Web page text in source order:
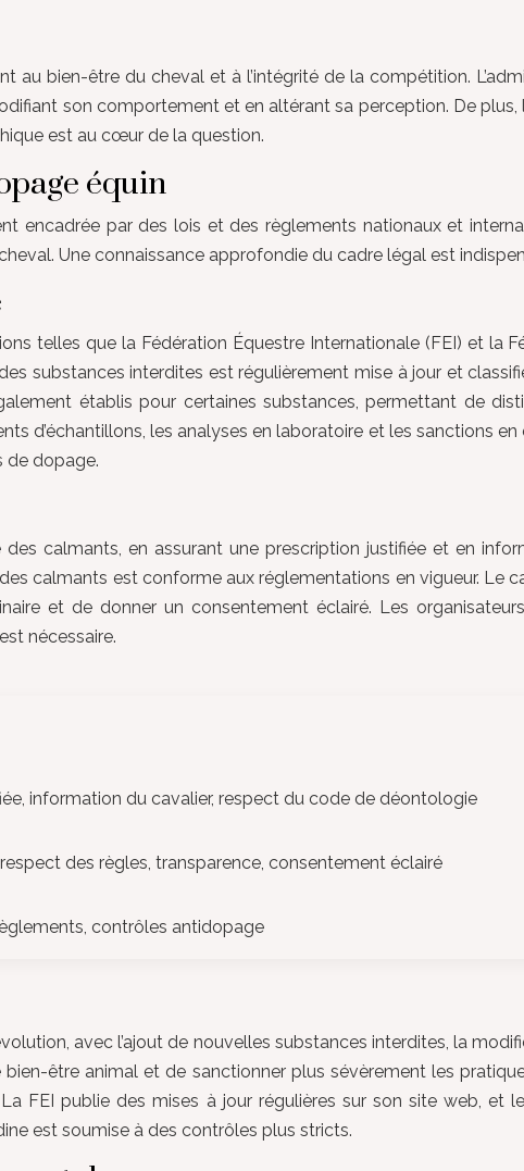
au bien-être du cheval et à l’intégrité de la compétition.
son comportement et en altérant sa perception. De
est au cœur de la question.
équin
encadrée par des lois et des règlements nationaux et
Une connaissance approfondie du cadre légal est
telles que la Fédération Équestre Internationale (FEI) et la
substances interdites est régulièrement mise à jour et
établis pour certaines substances, permettant de
d’échantillons, les analyses en laboratoire et les sanctions
de dopage.
des calmants, en assurant une prescription justifiée et en
calmants est conforme aux réglementations en vigueur. Le
et de donner un consentement éclairé. Les
nécessaire.
information du cavalier, respect du code de déontologie
des règles, transparence, consentement éclairé
contrôles antidopage
avec l’ajout de nouvelles substances interdites, la
être animal et de sanctionner plus sévèrement les
FEI publie des mises à jour régulières sur son site web, et
est soumise à des contrôles plus stricts.